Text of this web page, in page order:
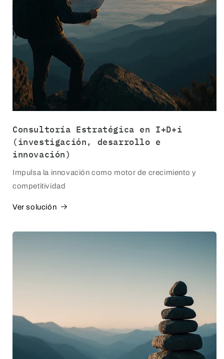
Consultoría Estratégica en I+D+i
(investigación, desarrollo e
innovación)
Impulsa la innovación como motor de crecimiento y
competitividad
Ver solución